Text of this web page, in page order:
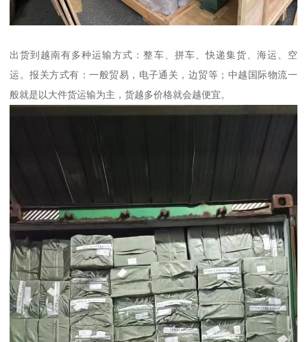
出货到越南有多种运输方式：整车、拼车、快递集货、海运、空
运。报关方式有：一般贸易，电子通关，边贸等；中越国际物流一
般就是以大件货运输为主，货越多价格就会越便宜。